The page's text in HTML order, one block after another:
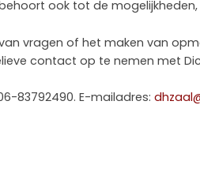
ook tot de
vragen of het maken van
contact op te nemen met
83792490. E-mailadres: